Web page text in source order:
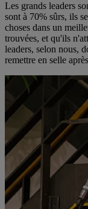
Les grands leaders
sont à 70% sûrs, ils
choses dans un
trouvées, et qu'ils
leaders, selon nous,
remettre en selle